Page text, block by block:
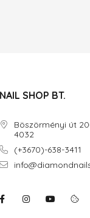
NAIL SHOP BT.
Böszörményi út
4032
(+3670)-638-3411